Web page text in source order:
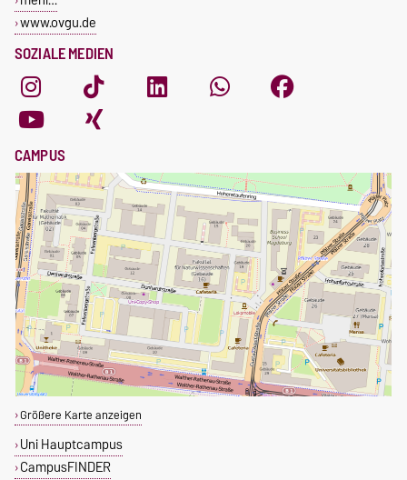
SOZIALE MEDIEN
www.ovgu.de
CAMPUS
Größere Karte anzeigen
Uni Hauptcampus
CampusFINDER